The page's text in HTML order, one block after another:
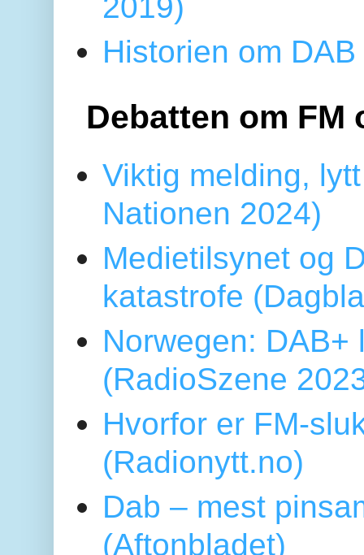
Historien om
Debatten om FM
Viktig melding,
Nationen 2024)
Medietilsynet og
katastrofe
Norwegen:
(RadioSzene
Hvorfor er FM-
(Radionytt.no)
Dab – mest
(Aftonbladet)